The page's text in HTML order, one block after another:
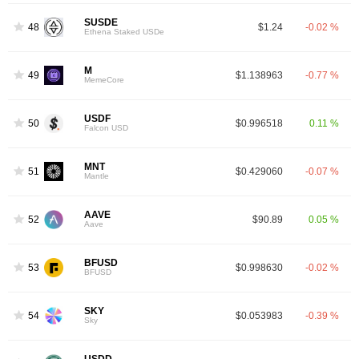
48 SUSDE
Ethena Staked USDe $1.24 -0.02 %
49 M
MemeCore $1.138963 -0.77 %
50 USDF
Falcon USD $0.996518 0.11 %
51 MNT
Mantle $0.429060 -0.07 %
52 AAVE
Aave $90.89 0.05 %
53 BFUSD
BFUSD $0.998630 -0.02 %
54 SKY
Sky $0.053983 -0.39 %